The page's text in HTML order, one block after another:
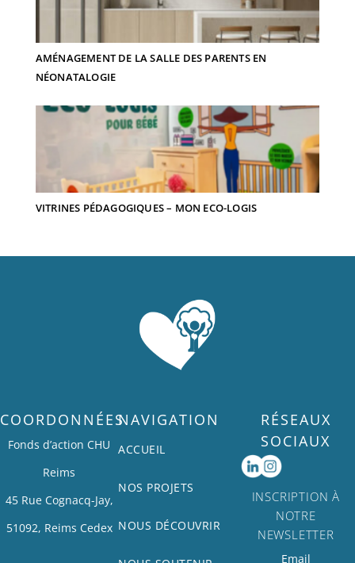
AMÉNAGEMENT DE LA SALLE DES PARENTS EN
NÉONATALOGIE
VITRINES PÉDAGOGIQUES – MON ECO-LOGIS
COORDONNÉES
Fonds d’action CHU
Reims
45 Rue Cognacq-Jay,
51092, Reims Cedex
NAVIGATION
ACCUEIL
NOS PROJETS
NOUS DÉCOUVRIR
RÉSEAUX
SOCIAUX
INSCRIPTION À
NOTRE
NEWSLETTER